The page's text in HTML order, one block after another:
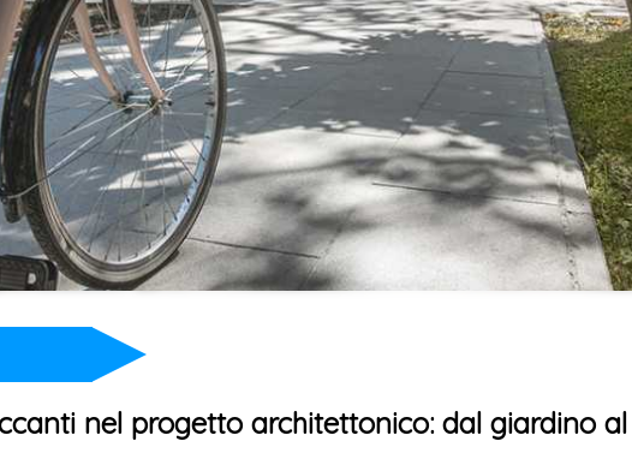
nel progetto architettonico: dal giardino al